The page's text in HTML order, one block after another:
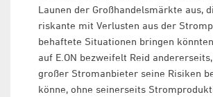
Launen der Großhandelsmärkte aus,
riskante mit Verlusten aus der
behaftete Situationen bringen
auf E.ON bezweifelt Reid
großer Stromanbieter seine Risiken
könne, ohne seinerseits